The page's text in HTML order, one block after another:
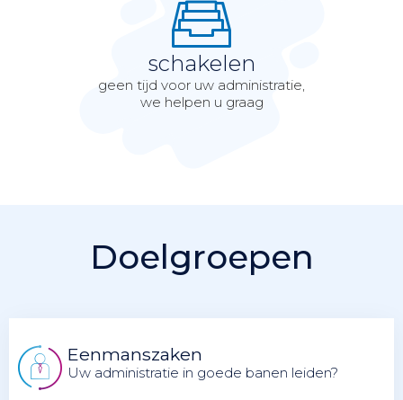
schakelen
geen tijd voor uw administratie,
we helpen u graag
Doelgroepen
Eenmanszaken
Uw administratie in goede banen leiden?